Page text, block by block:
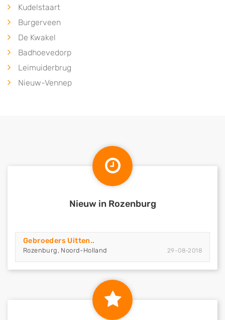
Kudelstaart
Burgerveen
De Kwakel
Badhoevedorp
Leimuiderbrug
Nieuw-Vennep
Nieuw in Rozenburg
Gebroeders Uitten..
Rozenburg, Noord-Holland 29-08-2018